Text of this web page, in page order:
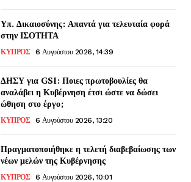
Υπ. Δικαιοσύνης: Απαντά για τελευταία φορά
στην ΙΣΟΤΗΤΑ
ΚΥΠΡΟΣ 6 Αυγούστου 2026, 14:39
ΔΗΣΥ για GSI: Ποιες πρωτοβουλίες θα
αναλάβει η Κυβέρνηση έτσι ώστε να δώσει
ώθηση στο έργο;
ΚΥΠΡΟΣ 6 Αυγούστου 2026, 13:20
Πραγματοποιήθηκε η τελετή διαβεβαίωσης των
νέων μελών της Κυβέρνησης
ΚΥΠΡΟΣ 6 Αυγούστου 2026, 10:01